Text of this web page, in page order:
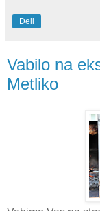
Deli
Vabilo na
Metliko